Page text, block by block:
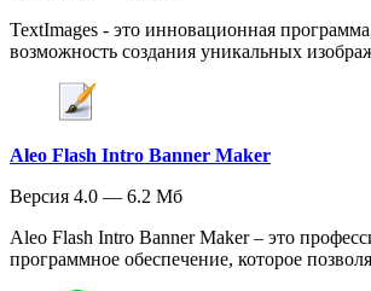
TextImages - это инновационная
возможность создания уникальных
Aleo Flash Intro Banner Maker
Версия 4.0 — 6.2 Мб
Aleo Flash Intro Banner Maker – это
программное обеспечение, которое